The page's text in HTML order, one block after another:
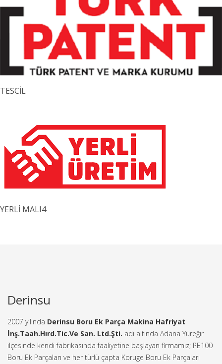
TESCİL
YERLİ MALI4
Derinsu
2007 yılında Derinsu Boru Ek Parça Makina Hafriyat
İnş.Taah.Hırd.Tic.Ve San. Ltd.Şti. adı altında Adana Yüreğir
ilçesinde kendi fabrikasında faaliyetine başlayan firmamız; PE100
Boru Ek Parçaları ve her türlü çapta Koruge Boru Ek Parçaları